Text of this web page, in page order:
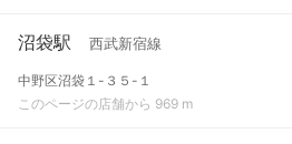
沼袋駅 西武新宿線
中野区沼袋１-３５-１
このページの店舗から 969 m